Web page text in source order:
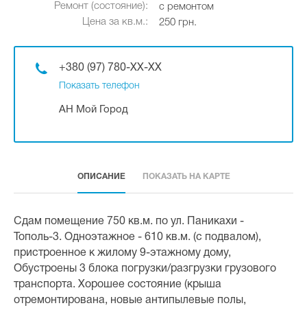
Ремонт (состояние):
с ремонтом
Цена за кв.м.:
250 грн.
+380 (97) 780-XX-XX
Показать телефон
АН Мой Город
ОПИСАНИЕ ПОКАЗАТЬ НА КАРТЕ
Сдам помещение 750 кв.м. по ул. Паникахи -
Тополь-3. Одноэтажное - 610 кв.м. (с подвалом),
пристроенное к жилому 9-этажному дому,
Обустроены 3 блока погрузки/разгрузки грузового
транспорта. Хорошее состояние (крыша
отремонтирована, новые антипылевые полы,